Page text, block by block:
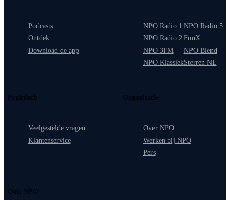
Podcasts
Ontdek
Download de app
NPO Radio 1
NPO Radio 2
NPO 3FM
NPO Klassiek
NPO Radio 5
FunX
NPO Blend
Sterren NL
Praktisch
Veelgestelde vragen
Klantenservice
Organisatie
Over NPO
Werken bij NPO
Pers
Ook NPO